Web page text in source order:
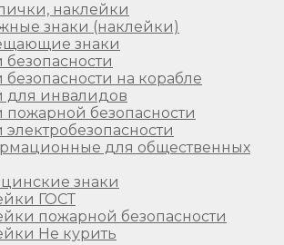
наклейки
знаки (наклейки)
знаки
безопасности
безопасности на корабле
для инвалидов
пожарной безопасности
электробезопасности
для общественных
знаки
ГОСТ
пожарной безопасности
Не курить